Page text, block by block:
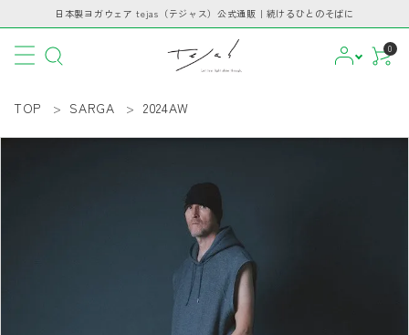
日本製ヨガウェア tejas（テジャス）公式通販｜続けるひとのそばに
0
TOP SARGA 2024AW